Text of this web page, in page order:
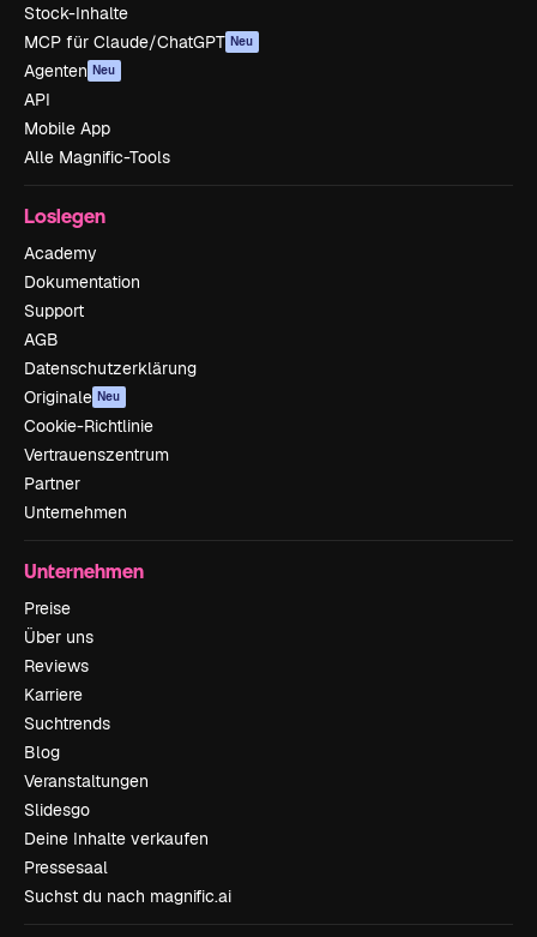
Stock-Inhalte
MCP für Claude/ChatGPT Neu
Agenten Neu
API
Mobile App
Alle Magnific-Tools
Loslegen
Academy
Dokumentation
Support
AGB
Datenschutzerklärung
Originale Neu
Cookie-Richtlinie
Vertrauenszentrum
Partner
Unternehmen
Unternehmen
Preise
Über uns
Reviews
Karriere
Suchtrends
Blog
Veranstaltungen
Slidesgo
Deine Inhalte verkaufen
Pressesaal
Suchst du nach magnific.ai